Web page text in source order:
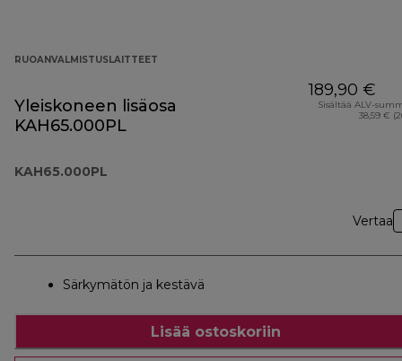
RUOANVALMISTUSLAITTEET
Yleiskoneen lisäosa
KAH65.000PL
KAH65.000PL
189,90 €
Sisältää ALV-
38,59 €
Vertaa
Särkymätön ja kestävä
Lisää ostoskoriin